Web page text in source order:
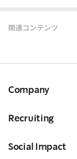
関連コンテンツ
Company
Recruiting
Social Impact